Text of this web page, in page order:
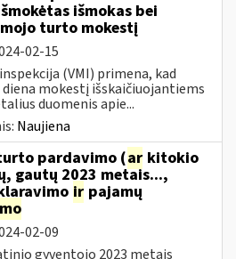
išmokas bei
turto mokestį
02-15
inspekcija (VMI) primena, kad
mokestį išskaičiuojantiems
duomenis apie...
Naujiena
pardavimo (ar kitokio
gautų 2023 metais...,
ir pajamų
02-09
gyventojo 2023 metais